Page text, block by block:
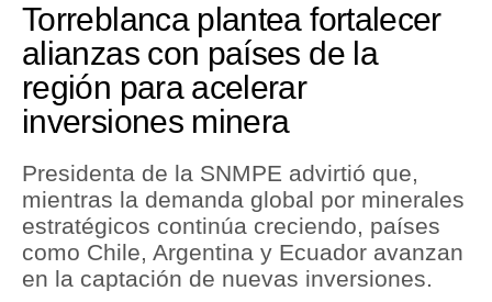
Economía
Mercados
Perú
Política
Tu Dinero
Finanzas Personales
Torreblanca plantea fortalecer
alianzas con países de la
región para acelerar
inversiones minera
Presidenta de la SNMPE advirtió que,
mientras la demanda global por minerales
estratégicos continúa creciendo, países
como Chile, Argentina y Ecuador avanzan
en la captación de nuevas inversiones.